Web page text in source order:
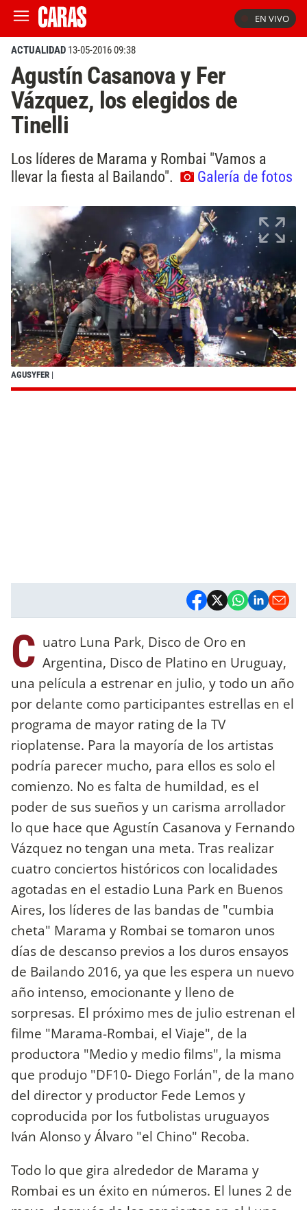
EN VIVO
ACTUALIDAD 13-05-2016 09:38
Agustín Casanova y Fer
Vázquez, los elegidos de
Tinelli
Los líderes de Marama y Rombai "Vamos a
llevar la fiesta al Bailando".
Galería de fotos
AGUSYFER |
C uatro Luna Park, Disco de Oro en
Argentina, Disco de Platino en Uruguay,
una película a estrenar en julio, y todo un año
por delante como participantes estrellas en el
programa de mayor rating de la TV
rioplatense. Para la mayoría de los artistas
podría parecer mucho, para ellos es solo el
comienzo. No es falta de humildad, es el
poder de sus sueños y un carisma arrollador
lo que hace que Agustín Casanova y Fernando
Vázquez no tengan una meta. Tras realizar
cuatro conciertos históricos con localidades
agotadas en el estadio Luna Park en Buenos
Aires, los líderes de las bandas de "cumbia
cheta" Marama y Rombai se tomaron unos
días de descanso previos a los duros ensayos
de Bailando 2016, ya que les espera un nuevo
año intenso, emocionante y lleno de
sorpresas. El próximo mes de julio estrenan el
filme "Marama-Rombai, el Viaje", de la
productora "Medio y medio films", la misma
que produjo "DF10- Diego Forlán", de la mano
del director y productor Fede Lemos y
coproducida por los futbolistas uruguayos
Iván Alonso y Álvaro "el Chino" Recoba.
Todo lo que gira alrededor de Marama y
Rombai es un éxito en números. El lunes 2 de